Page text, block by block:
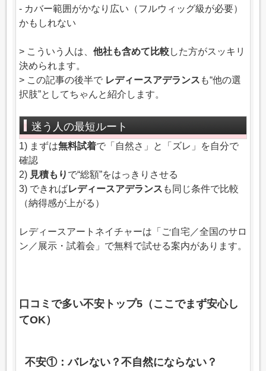
- カバー範囲がかなり広い（フルウィッグ級が必要）
かもしれない
> こういう人は、 他社も含めて比較した方がスッキリ
決められます。
> この記事の後半で レディースアデランス も“他の選
択肢”としてちゃんと紹介します。
迷う人の最短ルート
1) まずは無料試着で「自然さ」と「ズレ」を自分で
確認
2) 見積もり で“総額”をはっきりさせる
3) できればレディースアデランス も同じ条件で比較
（納得感が上がる）
レディースアートネイチャーは「ご自宅／全国のサロ
ン／展示・試着会」で無料で試せる案内があります。
口コミで多い不安トップ5（ここでまず安心し
てOK）
不安①：バレない？不自然にならない？